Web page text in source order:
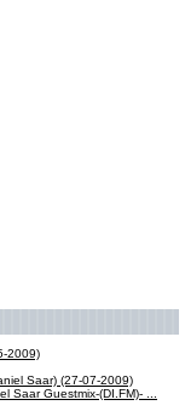
2009)
Saar) (27-07-2009)
Saar Guestmix-(DI.FM)- ...